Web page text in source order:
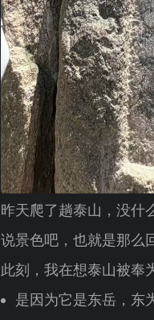
昨天爬了趟泰山，没什
说景色吧，也就是那么
此刻，我在想泰山被奉
是因为它是东岳，东